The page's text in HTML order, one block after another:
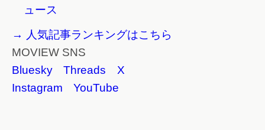
ュース
→ 人気記事ランキングはこちら
MOVIEW SNS
Bluesky
Threads
X
Instagram
YouTube